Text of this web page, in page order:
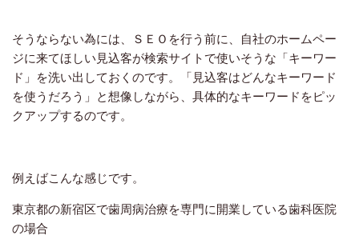
そうならない為には、ＳＥＯを行う前に、自社のホームペー
ジに来てほしい見込客が検索サイトで使いそうな「キーワー
ド」を洗い出しておくのです。「見込客はどんなキーワード
を使うだろう」と想像しながら、具体的なキーワードをピッ
クアップするのです。
例えばこんな感じです。
東京都の新宿区で歯周病治療を専門に開業している歯科医院
の場合